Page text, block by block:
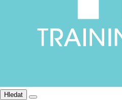
Hledat